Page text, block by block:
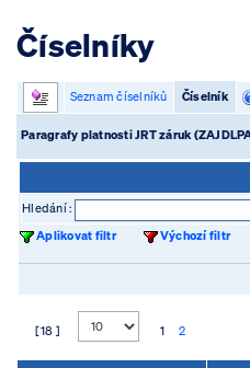
Číselníky
Seznam číselníků Číselník
Paragrafy platnosti JRT záruk
Hledání :
Aplikovat filtr
Výchozí filtr
[ 18 ] 1 2